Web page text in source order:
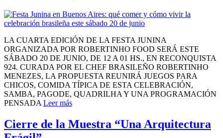
LA CUARTA EDICIÓN DE LA FESTA JUNINA
ORGANIZADA POR ROBERTINHO FOOD SERÁ ESTE
SÁBADO 20 DE JUNIO, DE 12 A 01 HS., EN RECONQUISTA
924. CURADA POR EL CHEF BRASILEÑO ROBERTINHO
MENEZES, LA PROPUESTA REUNIRÁ JUEGOS PARA
CHICOS, COMIDA TÍPICA DE ESTA CELEBRACIÓN,
SAMBA, PAGODE, QUADRILHA Y UNA PROGRAMACIÓN
PENSADA Leer más
Cierre de la Muestra “Una Arquitectura